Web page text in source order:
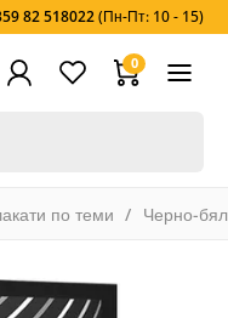
82 518022(Пн-Пт: 10 - 15)
0
по теми Черно-